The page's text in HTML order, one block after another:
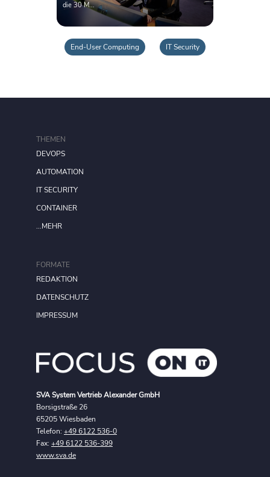
die 30 M...
End-User Computing IT Security
SVA System Vertrieb Alexander GmbH
Borsigstraße 26
65205 Wiesbaden
Telefon: +49 6122 536-0
Fax: +49 6122 536-399
www.sva.de
FORMATE
REDAKTION
DATENSCHUTZ
IMPRESSUM
THEMEN
DEVOPS
AUTOMATION
IT SECURITY
CONTAINER
...MEHR